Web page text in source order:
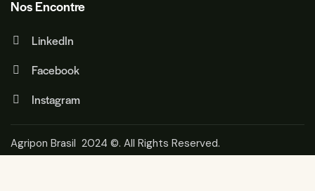
Nos Encontre
LinkedIn
Facebook
Instagram
Agripon Brasil 2024 ©. All Rights Reserved.